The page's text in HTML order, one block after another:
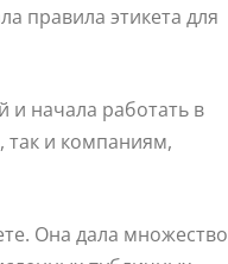
правила этикета для
и начала работать в
так и компаниям,
Она дала множество